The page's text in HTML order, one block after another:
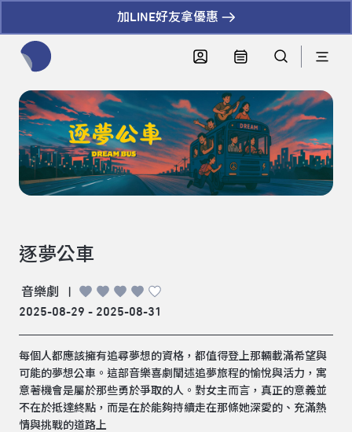
加LINE好友拿優惠
逐夢公車
音樂劇
|
2025-08-29 - 2025-08-31
每個人都應該擁有追尋夢想的資格，都值得登上那輛載滿希望與
可能的夢想公車。這部音樂喜劇闡述追夢旅程的愉悅與活力，寓
意著機會是屬於那些勇於爭取的人。對女主而言，真正的意義並
不在於抵達終點，而是在於能夠持續走在那條她深愛的、充滿熱
情與挑戰的道路上